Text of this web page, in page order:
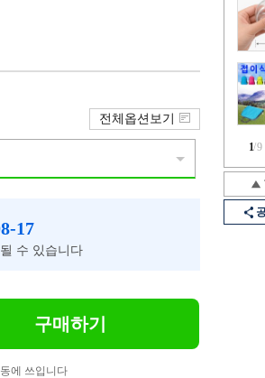
1/9
전체옵션보기
17
수 있습니다
구매하기
에 쓰입니다